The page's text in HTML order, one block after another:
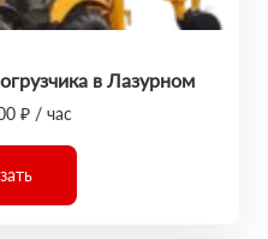
в Лазурном
₽ / час